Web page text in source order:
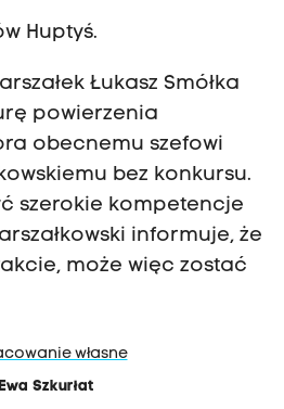
Huptyś.
Łukasz Smółka
powierzenia
obecnemu szefowi
bez konkursu.
szerokie kompetencje
informuje, że
może więc zostać
własne
Ewa Szkurłat